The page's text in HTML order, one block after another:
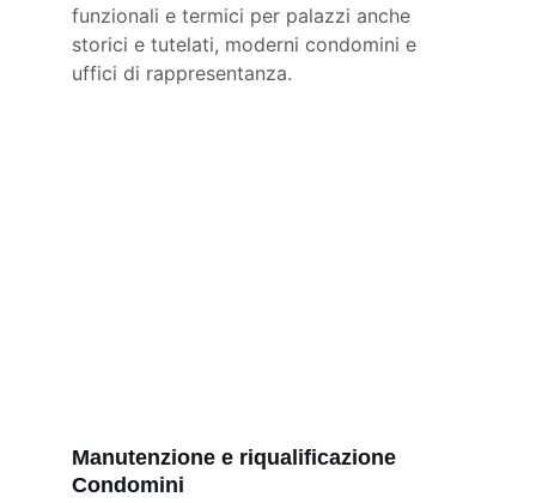
funzionali e termici per palazzi anche
storici e tutelati, moderni condomini e
uffici di rappresentanza.
Manutenzione e riqualificazione
Condomini